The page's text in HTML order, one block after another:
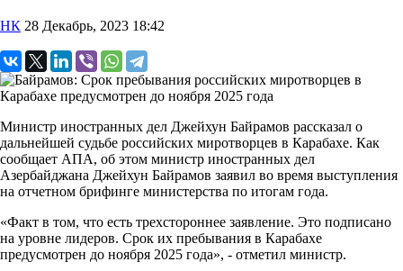
НК 28 Декабрь, 2023 18:42
Министр иностранных дел Джейхун Байрамов рассказал о
дальнейшей судьбе российских миротворцев в Карабахе. Как
сообщает АПА, об этом министр иностранных дел
Азербайджана Джейхун Байрамов заявил во время выступления
на отчетном брифинге министерства по итогам года.
«Факт в том, что есть трехстороннее заявление. Это подписано
на уровне лидеров. Срок их пребывания в Карабахе
предусмотрен до ноября 2025 года», - отметил министр.